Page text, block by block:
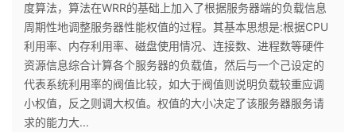
个
人
主
我
的
我
度算法，算法在WRR的基础上加入了根据服务器端的负载信息
周期性地调整服务器性能权值的过程。其基本思想是:根据CPU
利用率、内存利用率、磁盘使用情况、连接数、进程数等硬件
资源信息综合计算各个服务器的负载值，然后与一个己设定的
代表系统利用率的阀值比较，如大于阀值则说明负载较重应调
小权值，反之则调大权值。权值的大小决定了该服务器服务请
求的能力大...